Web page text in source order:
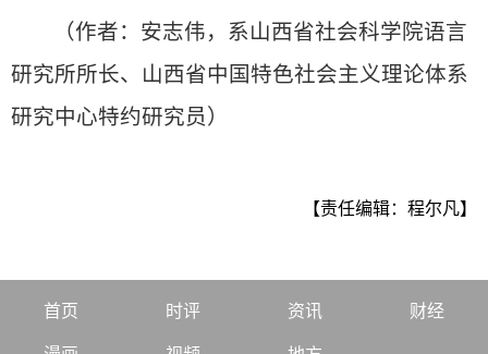
（作者：安志伟，系山西省社会科学院语言
研究所所长、山西省中国特色社会主义理论体系
研究中心特约研究员）
【责任编辑：程尔凡】
首页 时评 资讯 财经